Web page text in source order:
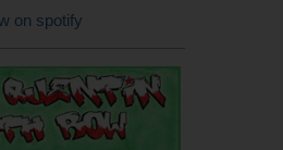
on spotify